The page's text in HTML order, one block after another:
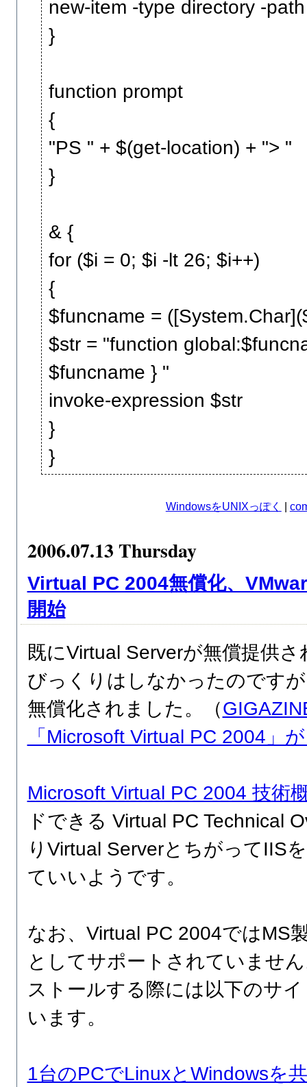
new-item -type directory -
}
function prompt
{
"PS " + $(get-location) + "> "
}
& {
for ($i = 0; $i -lt 26; $i++)
{
$funcname =
$str = "function
$funcname } "
invoke-expression $str
}
}
WindowsをUNIXっぽく
2006.07.13 Thursday
Virtual PC 2004無償化、
開始
既にVirtual Serverが無償提供
びっくりはしなかったのです
無償化されました。（
「Microsoft Virtual PC 2004」
Microsoft Virtual PC 2004 技術
ドできる Virtual PC Technical
りVirtual ServerとちがってIIS
ていいようです。
なお、Virtual PC 2004ではMS
としてサポートされていませ
ストールする際には以下のサ
います。
1台のPCでLinuxとWindowsを